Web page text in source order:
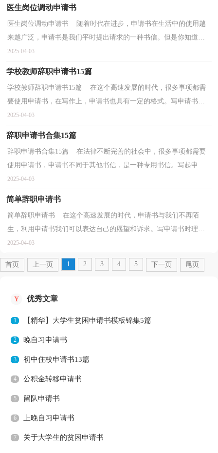
医生岗位调动申请书
医生岗位调动申请书 随着时代在进步，申请书在生活中的使用越
来越广泛，申请书是我们平时提出请求的一种书信。但是你知道怎
样才能写的好吗？以下是小编精心整理的医生岗位调动...
2025-04-03
学校教师辞职申请书15篇
学校教师辞职申请书15篇 在这个高速发展的时代，很多事项都需
要使用申请书，在写作上，申请书也具有一定的格式。写申请书时
理由总是不够充分？以下是小编精心整理的学校教师辞职...
2025-04-03
辞职申请书合集15篇
辞职申请书合集15篇 在法律不断完善的社会中，很多事项都需要
使用申请书，申请书不同于其他书信，是一种专用书信。写起申请
书来就毫无头绪？以下是小编收集整理的辞职申请书，仅供...
2025-04-03
简单辞职申请书
简单辞职申请书 在这个高速发展的时代，申请书与我们不再陌
生，利用申请书我们可以表达自己的愿望和诉求。写申请书时理由
总是不够充分？以下是小编帮大家整理的简单辞职申请书...
2025-04-03
首页 上一页 1 2 3 4 5 下一页 尾页
Y 优秀文章
1 【精华】大学生贫困申请书模板锦集5篇
2 晚自习申请书
3 初中住校申请书13篇
4 公积金转移申请书
5 留队申请书
6 上晚自习申请书
7 关于大学生的贫困申请书